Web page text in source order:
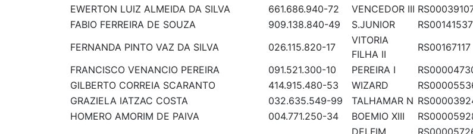
EWERTON LUIZ ALMEIDA DA SILVA
661.686.940-72 VENCEDOR III
FABIO FERREIRA DE SOUZA
909.138.840-49 S.JUNIOR RS00141537
FERNANDA PINTO VAZ DA SILVA
026.115.820-17
VITORIA
FILHA II
RS00167117
FRANCISCO VENANCIO PEREIRA
091.521.300-10 PEREIRA I
GILBERTO CORREIA SCARANTO
414.915.480-53 WIZARD
GRAZIELA IATZAC COSTA
032.635.549-99 TALHAMAR N
HOMERO AMORIM DE PAIVA
004.771.250-34 BOEMIO XIII
DELFIM